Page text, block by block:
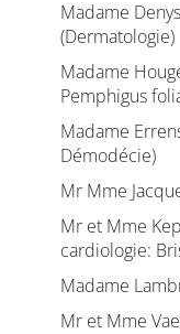
Madame
(Dermatologie)
Madame
Pemphigus
Madame
Démodécie)
Mr Mme
Mr et Mme
cardiologie:
Madame
Mr et Mme